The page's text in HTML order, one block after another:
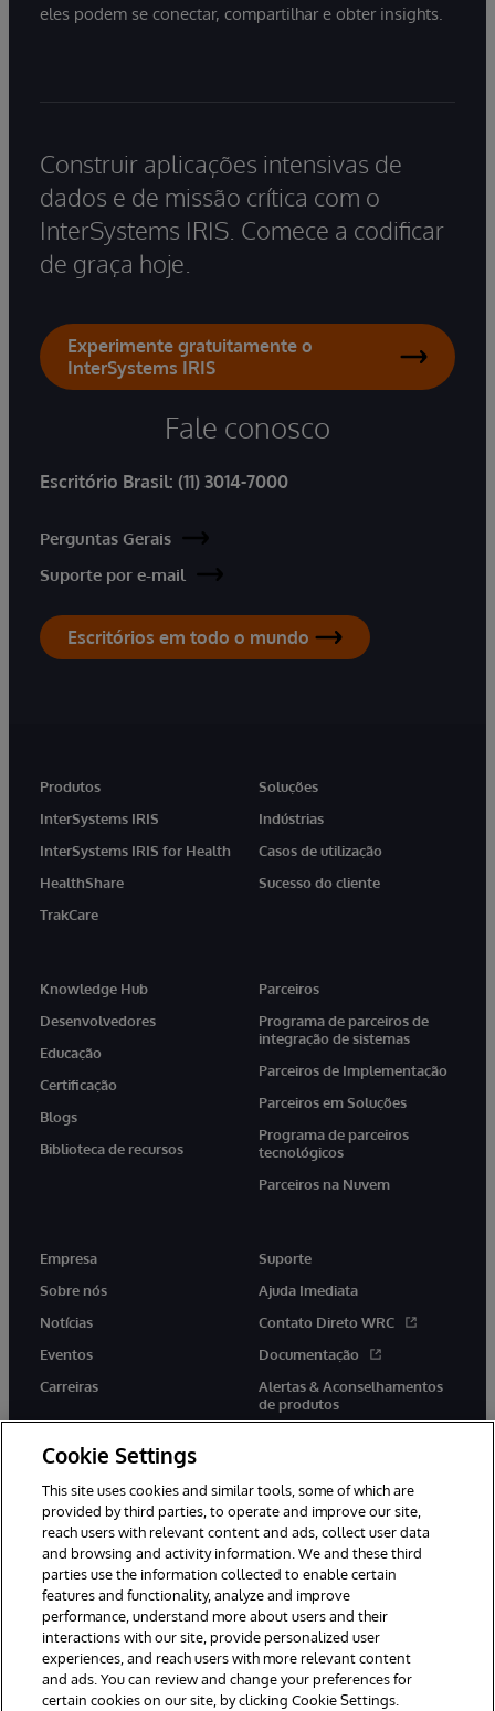
eles podem se conectar, compartilhar e obter insights.
Construir aplicações intensivas de
dados e de missão crítica com o
InterSystems IRIS. Comece a codificar
de graça hoje.
Experimente gratuitamente o
InterSystems IRIS
Fale conosco
Escritório Brasil: (11) 3014-7000
Perguntas Gerais
Suporte por e-mail
Escritórios em todo o mundo
Produtos
InterSystems IRIS
InterSystems IRIS for Health
HealthShare
TrakCare
Soluções
Indústrias
Casos de utilização
Sucesso do cliente
Knowledge Hub
Desenvolvedores
Educação
Certificação
Blogs
Biblioteca de recursos
Parceiros
Programa de parceiros de
integração de sistemas
Parceiros de Implementação
Parceiros em Soluções
Programa de parceiros
tecnológicos
Parceiros na Nuvem
Empresa
Sobre nós
Notícias
Eventos
Carreiras
Suporte
Ajuda Imediata
Contato Direto WRC
Documentação
Alertas & Aconselhamentos
de produtos
twitter youtubefacebooklinkedin
© 1996-2022 InterSystems Corporation, Boston, MA. Todos os
direitos reservados.
Avisos/Termos & Condições
Declaração de Privacidade
Garantia
Acessibilidade
Cookie Settings
This site uses cookies and similar tools, some of which are
provided by third parties, to operate and improve our site,
reach users with relevant content and ads, collect user data
and browsing and activity information. We and these third
parties use the information collected to enable certain
features and functionality, analyze and improve
performance, understand more about users and their
interactions with our site, provide personalized user
experiences, and reach users with more relevant content
and ads. You can review and change your preferences for
certain cookies on our site, by clicking Cookie Settings.